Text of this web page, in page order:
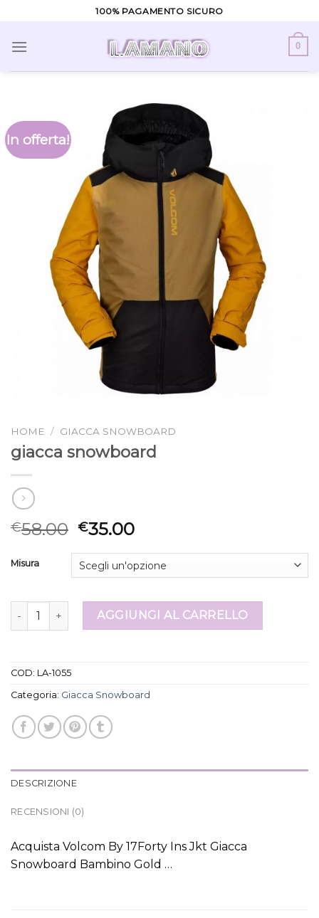
content
100% PAGAMENTO SICURO
0
In offerta!
HOME / GIACCA SNOWBOARD
giacca snowboard
€58.00 €35.00
Misura
giacca snowboard quantitàAGGIUNGI AL CARRELLO
COD: LA-1055
Categoria: Giacca Snowboard
DESCRIZIONE
RECENSIONI (0)
Acquista Volcom By 17Forty Ins Jkt Giacca
Snowboard Bambino Gold …